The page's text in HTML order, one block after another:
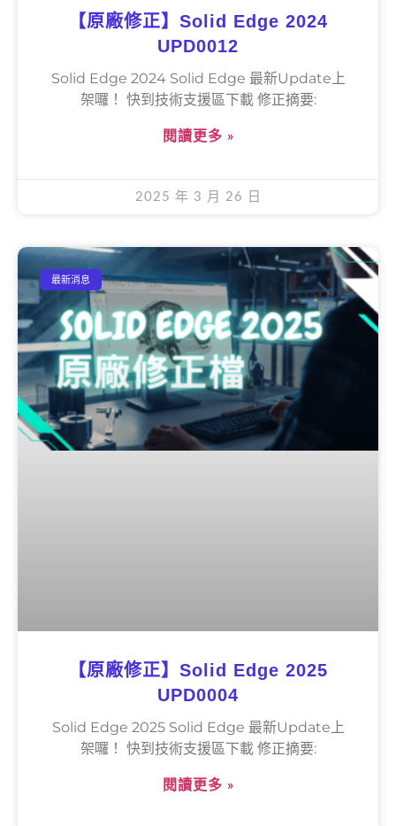
【原廠修正】Solid Edge 2024
UPD0012
Solid Edge 2024 Solid Edge 最新Update上
架囉！ 快到技術支援區下載 修正摘要:
閱讀更多 »
2025 年 3 月 26 日
最新消息
【原廠修正】Solid Edge 2025
UPD0004
Solid Edge 2025 Solid Edge 最新Update上
架囉！ 快到技術支援區下載 修正摘要:
閱讀更多 »